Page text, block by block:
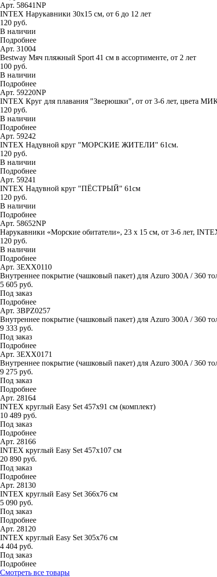
Арт. 58641NP
INTEX Нарукавники 30х15 см, от 6 до 12 лет
120 руб.
В наличии
Подробнее
Арт. 31004
Bestway Мяч пляжный Sport 41 см в ассортименте, от 2 лет
100 руб.
В наличии
Подробнее
Арт. 59220NP
INTEX Круг для плавания "Зверюшки", от от 3-6 лет, цвета
120 руб.
В наличии
Подробнее
Арт. 59242
INTEX Надувной круг "МОРСКИЕ ЖИТЕЛИ" 61см.
120 руб.
В наличии
Подробнее
Арт. 59241
INTEX Надувной круг "ПЁСТРЫЙ" 61см
120 руб.
В наличии
Подробнее
Арт. 58652NP
Нарукавники «Морские обитатели», 23 х 15 см, от 3-6 лет,
120 руб.
В наличии
Подробнее
Арт. 3EXX0110
Внутреннее покрытие (чашковый пакет) для Azuro 300A / 360
5 605 руб.
Под заказ
Подробнее
Арт. 3BPZ0257
Внутреннее покрытие (чашковый пакет) для Azuro 300A / 360
9 333 руб.
Под заказ
Подробнее
Арт. 3EXX0171
Внутреннее покрытие (чашковый пакет) для Azuro 300A / 360
9 275 руб.
Под заказ
Подробнее
Арт. 28164
INTEX круглый Easy Set 457х91 см (комплект)
10 489 руб.
Под заказ
Подробнее
Арт. 28166
INTEX круглый Easy Set 457х107 см
20 890 руб.
Под заказ
Подробнее
Арт. 28130
INTEX круглый Easy Set 366х76 см
5 090 руб.
Под заказ
Подробнее
Арт. 28120
INTEX круглый Easy Set 305х76 см
4 404 руб.
Под заказ
Подробнее
Смотреть все товары